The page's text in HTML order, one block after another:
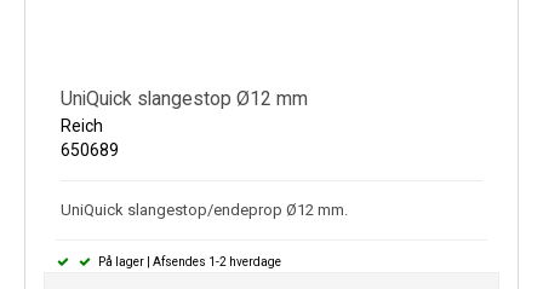
UniQuick slangestop Ø12 mm
Reich
650689
UniQuick slangestop/endeprop Ø12 mm.
På lager | Afsendes 1-2 hverdage